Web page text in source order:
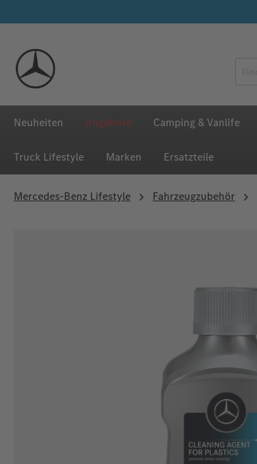
Neuheiten Angebote Camping & Vanlife
Truck Lifestyle Marken Ersatzteile
Mercedes‑Benz Lifestyle Fahrzeugzubehör